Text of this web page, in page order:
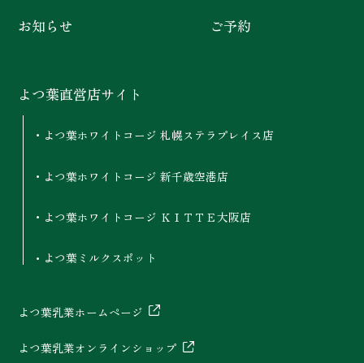
お知らせ
ご予約
よつ葉直営店サイト
よつ葉ホワイトコージ 札幌ステラプレイス店
よつ葉ホワイトコージ 新千歳空港店
よつ葉ホワイトコージ ＫＩＴＴＥ大阪店
よつ葉ミルクスポット
よつ葉乳業ホームページ
よつ葉乳業オンラインショップ